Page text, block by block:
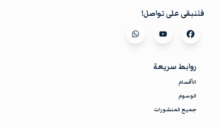
فلنبقى على تواصل!
Visit ourfacebook
Visit our youtube
whatsapp
روابط سريعة
الأقسام
الوسوم
جميع المنشورات